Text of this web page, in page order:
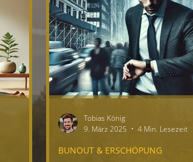
KÄUTER, ÖLE &
RÜCKEN-, NACKEN-,
MÄNNERGESUNDHEITBUNOUT & ERSCHÖPUNG
Tobias König
9. März 2025
4 Min. Lesezeit